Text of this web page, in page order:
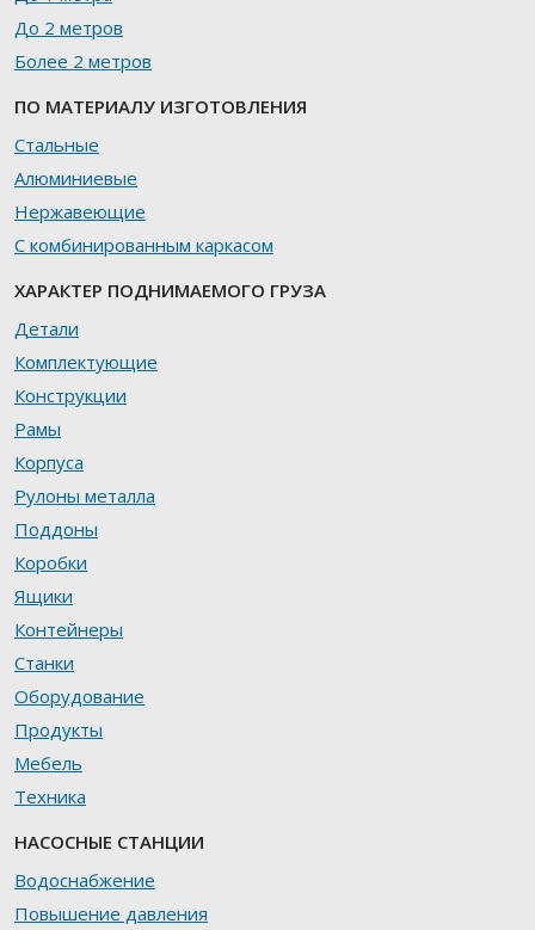
До 2 метров
Более 2 метров
ПО МАТЕРИАЛУ ИЗГОТОВЛЕНИЯ
Стальные
Алюминиевые
Нержавеющие
С комбинированным каркасом
ХАРАКТЕР ПОДНИМАЕМОГО ГРУЗА
Детали
Комплектующие
Конструкции
Рамы
Корпуса
Рулоны металла
Поддоны
Коробки
Ящики
Контейнеры
Станки
Оборудование
Продукты
Мебель
Техника
НАСОСНЫЕ СТАНЦИИ
Водоснабжение
Повышение давления